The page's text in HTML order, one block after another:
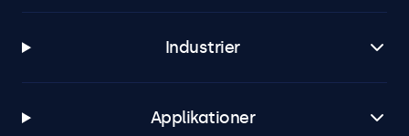
Industrier
Applikationer